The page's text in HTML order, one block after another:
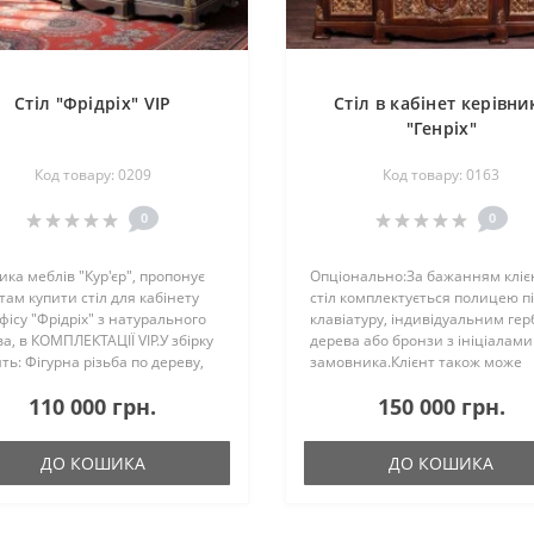
Стіл "Фрідріх" VIP
Код товару: 0209
0
меблів "Кур'єр", пропонує
купити стіл для кабінету
"Фрідріх" з натурального
в КОМПЛЕКТАЦІЇ VIP.У збірку
Фігурна різьба по дереву,
стілізація під золочення і
110 000 грн.
ДО КОШИКА
Стіл в кабінет
"Генріх"
Код товару: 0163
0
Опціонально:За бажанням
стіл комплектується полицею
клавіатуру, індивідуальним
дерева або бронзи з ініціалами
замовника.Клієнт також може
шухляд і дизайн
довжина моделі на вибір к..
150 000 грн.
ДО КОШИКА